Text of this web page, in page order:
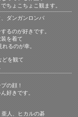
ちょこちょこ観ます。
ダンガンロンパ
るのが好きです。
を着て
るのが幸。
どを観て
の顔！
好きです。
人、ヒカルの碁